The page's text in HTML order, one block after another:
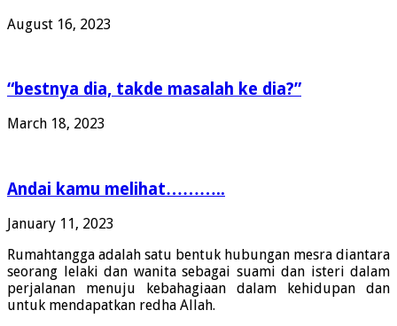
August 16, 2023
“bestnya dia, takde masalah ke dia?”
March 18, 2023
Andai kamu melihat………..
January 11, 2023
Rumahtangga adalah satu bentuk hubungan mesra diantara
seorang lelaki dan wanita sebagai suami dan isteri dalam
perjalanan menuju kebahagiaan dalam kehidupan dan
untuk mendapatkan redha Allah.